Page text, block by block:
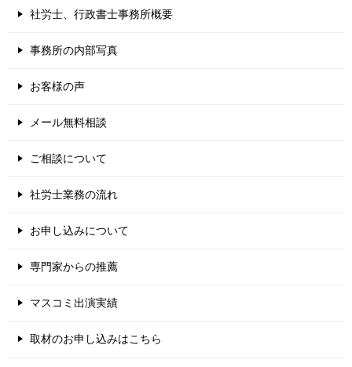
社労士、行政書士事務所概要
事務所の内部写真
お客様の声
メール無料相談
ご相談について
社労士業務の流れ
お申し込みについて
専門家からの推薦
マスコミ出演実績
取材のお申し込みはこちら